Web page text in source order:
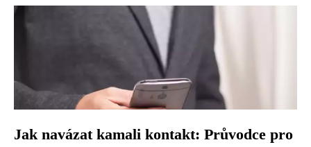
Jak navázat kamali kontakt: Průvodce pro